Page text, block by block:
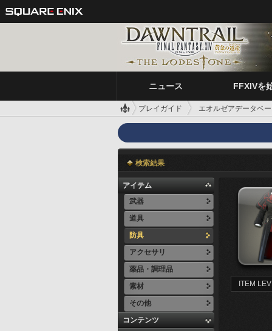
ニュース FFXIVを
プレイガイド エオルゼアデータベ
検索結果
アイテム
武器
道具
防具
アクセサリ
薬品・調理品
素材
その他
コンテンツ
ITEM